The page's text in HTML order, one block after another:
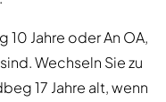
10 Jahre oder An OA,
Wechseln Sie zu
17 Jahre alt, wenn